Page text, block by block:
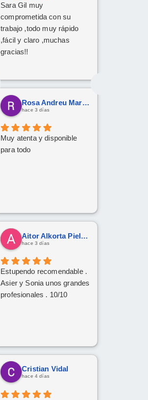
Sara Gil muy
comprometida con su
trabajo ,todo muy rápido
,fácil y claro ,muchas
gracias!!
Rosa Andreu Martinez
hace 3 días
Muy atenta y disponible
para todo
Aitor Alkorta Pielago
hace 3 días
Estupendo recomendable .
Asier y Sonia unos grandes
profesionales . 10/10
Cristian Vidal
hace 4 días